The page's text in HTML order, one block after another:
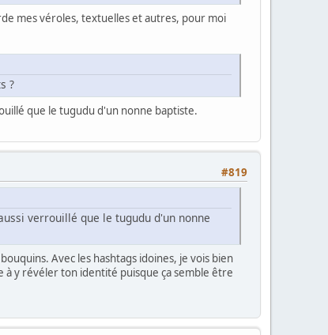
mes véroles, textuelles et autres, pour moi
?
que le tugudu d'un nonne baptiste.
#819
verrouillé que le tugudu d'un nonne
Avec les hashtags idoines, je vois bien
à y révéler ton identité puisque ça semble être